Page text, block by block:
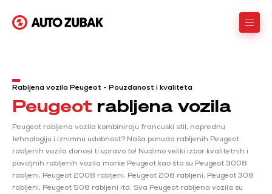
Peugeot rabljena vozila
Peugeot rabljena vozila kombiniraju francuski stil, naprednu
tehnologiju i iznimnu udobnost? Naša ponuda rabljenih Peugeot
rabljenih vozila donosi ti upravo to! Nudimo veliki izbor kvalitetnih i
povoljnih rabljenih vozila marke Peugeot kao što su Peugeot 3008
rabljeni, Peugeot 2008 rabljeni, Peugeot 208 rabljeni, Peugeot 308
rabljeni, Peugeot 508 rabljeni itd. Sva Peugeot rabljena vozila su
Rabljena vozila Peugeot - Pouzdanost i kvaliteta